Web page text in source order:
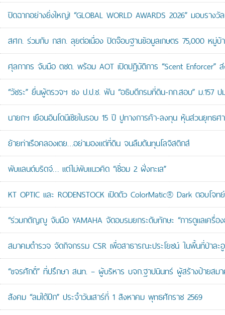
ปิดฉากอย่างยิ่งใหญ่! “GLOBAL WORLD AWARDS 2026” มอบรา
สศก. ร่วมกับ กสก. ลุยต่อเนื่อง ปิดจ๊อบฐานข้อมูลเกษตร 75,000 หมู่
ศุลกากร จับมือ ตชด. พร้อม AOT เปิดปฏิบัติการ “Scent Enforcer”
“วัชระ” ยื่นผู้ตรวจฯ ชง ป.ป.ช. ฟัน “อธิบดีกรมที่ดิน-กก.สอบ” ม.157 ป
นายกฯ เยือนอินโดนีเซียในรอบ 15 ปี ปูทางการค้า-ลงทุน หุ้นส่วนยุทธศ
ย้ายท่าเรือคลองเตย…อย่ามองแต่ที่ดิน จนลืมต้นทุนโลจิสติกส์
พับแลนด์บริดจ์… แต่ไม่พับแนวคิด “เชื่อม 2 ฝั่งทะเล”
KT OPTIC และ RODENSTOCK เปิดตัว ColorMatic® Dark ตอบโจ
“ร่วมกตัญญู จับมือ YAMAHA จัดอบรมยกระดับทักษะ “การดูแลเครื่อ
สมาคมตำรวจ จัดกิจกรรม CSR เพื่อสาธารณะประโยชน์ ในพื้นที่ป่าละอู
“ขจรศักดิ์” ที่ปรึกษา สนท. – ผู้บริหาร บจก.ฐาปนินทร์ ผู้สร้างป้ายสม
สังคม “ลมใต้ปีก” ประจำวันเสาร์ที่ 1 สิงหาคม พุทธศักราช 2569